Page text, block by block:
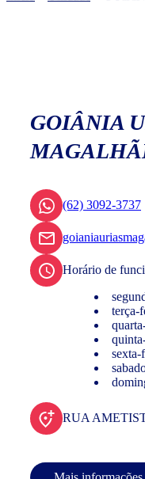
GOIÂNIA
(62) 3092-3737
Horário de
terça-
sexta-
RUA